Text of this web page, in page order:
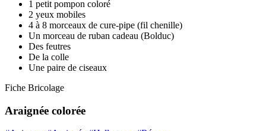
1 petit pompon coloré
2 yeux mobiles
4 à 8 morceaux de cure-pipe (fil chenille)
Un morceau de ruban cadeau (Bolduc)
Des feutres
De la colle
Une paire de ciseaux
Fiche Bricolage
Araignée colorée